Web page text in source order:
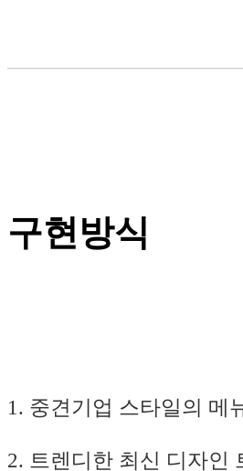
구현방식
1. 중견기업 스타일의 메
2. 트렌디한 최신 디자인